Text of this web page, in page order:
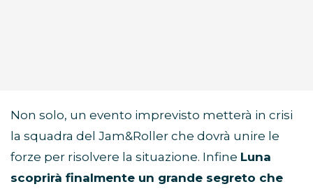
Non solo, un evento imprevisto metterà in crisi
la squadra del Jam&Roller che dovrà unire le
forze per risolvere la situazione. Infine Luna
scoprirà finalmente un grande segreto che